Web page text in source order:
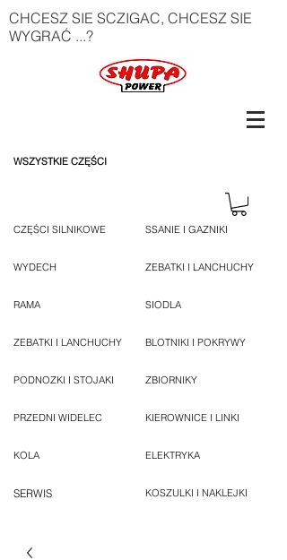
CHCESZ SIE SCZIGAC, CHCESZ SIE
WYGRAĆ ...?
WSZYSTKIE CZĘŚCI
CZĘŚCI SILNIKOWE
WYDECH
RAMA
ZEBATKI I LANCHUCHY
PODNOZKI I STOJAKI
PRZEDNI WIDELEC
KOLA
SERWIS
SSANIE I GAZNIKI
ZEBATKI I LANCHUCHY
SIODLA
BLOTNIKI I POKRYWY
ZBIORNIKY
KIEROWNICE I LINKI
ELEKTRYKA
KOSZULKI I NAKLEJKI